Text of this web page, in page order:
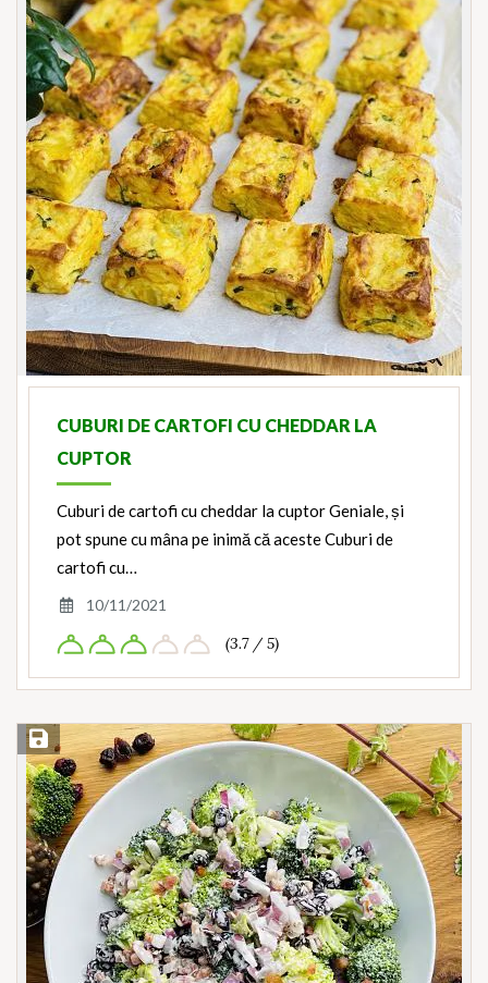
CUBURI DE CARTOFI CU CHEDDAR LA
CUPTOR
Cuburi de cartofi cu cheddar la cuptor Geniale, și
pot spune cu mâna pe inimă că aceste Cuburi de
cartofi cu…
10/11/2021
(3.7 / 5)
Save Recipe